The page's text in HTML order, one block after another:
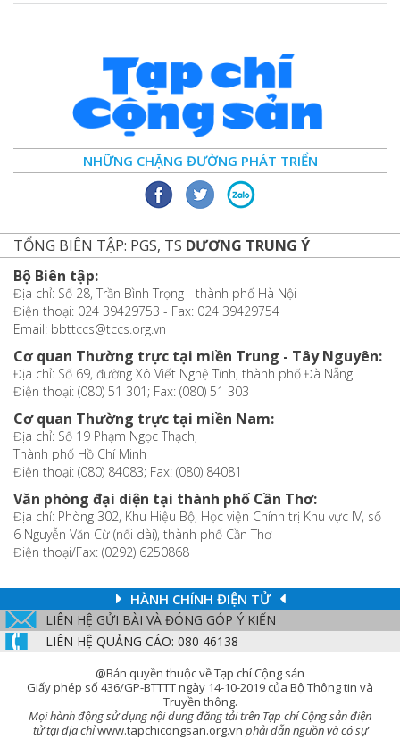
NHỮNG CHẶNG ĐƯỜNG PHÁT TRIỂN
TỔNG BIÊN TẬP: PGS, TS DƯƠNG TRUNG Ý
Bộ Biên tập:
Địa chỉ: Số 28, Trần Bình Trọng - thành phố Hà Nội
Điện thoại: 024 39429753 - Fax: 024 39429754
Email: bbttccs@tccs.org.vn
Cơ quan Thường trực tại miền Trung - Tây Nguyên:
Địa chỉ: Số 69, đường Xô Viết Nghệ Tĩnh, thành phố Đà Nẵng
Điện thoại: (080) 51 301; Fax: (080) 51 303
Cơ quan Thường trực tại miền Nam:
Địa chỉ: Số 19 Phạm Ngọc Thạch,
Thành phố Hồ Chí Minh
Điện thoại: (080) 84083; Fax: (080) 84081
Văn phòng đại diện tại thành phố Cần Thơ:
Địa chỉ: Phòng 302, Khu Hiệu Bộ, Học viện Chính trị Khu vực IV, số
6 Nguyễn Văn Cừ (nối dài), thành phố Cần Thơ
Điện thoại/Fax: (0292) 6250868
HÀNH CHÍNH ĐIỆN TỬ
LIÊN HỆ GỬI BÀI VÀ ĐÓNG GÓP Ý KIẾN
LIÊN HỆ QUẢNG CÁO: 080 46138
@Bản quyền thuộc về Tạp chí Cộng sản
Giấy phép số 436/GP-BTTTT ngày 14-10-2019 của Bộ Thông tin và
Truyền thông.
Mọi hành động sử dụng nội dung đăng tải trên Tạp chí Cộng sản điện
tử tại địa chỉwww.tapchicongsan.org.vn phải dẫn nguồn và có sự